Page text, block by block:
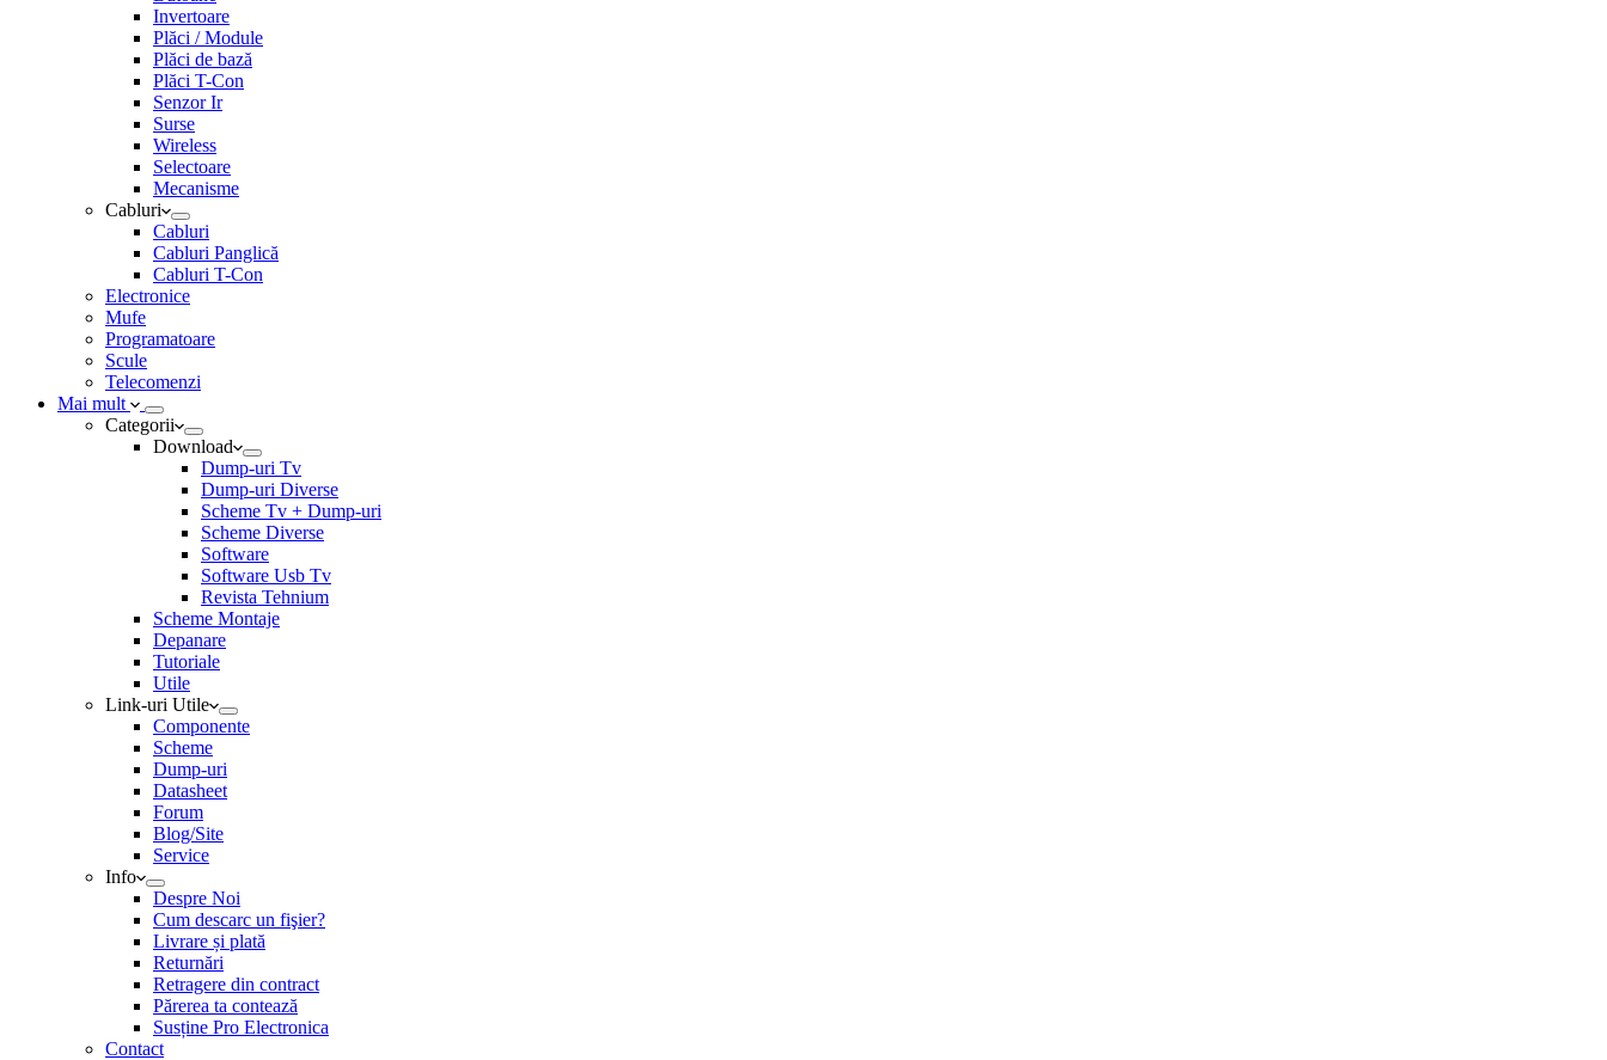
Invertoare
Plăci / Module
Plăci de bază
Plăci T-Con
Senzor Ir
Surse
Wireless
Selectoare
Mecanisme
Cabluri
Cabluri
Cabluri Panglică
Cabluri T-Con
Electronice
Mufe
Programatoare
Scule
Telecomenzi
Mai mult
Categorii
Download
Dump-uri Tv
Dump-uri Diverse
Scheme Tv + Dump-uri
Scheme Diverse
Software
Software Usb Tv
Revista Tehnium
Scheme Montaje
Depanare
Tutoriale
Utile
Link-uri Utile
Componente
Scheme
Dump-uri
Datasheet
Forum
Blog/Site
Service
Info
Despre Noi
Cum descarc un fişier?
Livrare și plată
Returnări
Retragere din contract
Părerea ta contează
Susține Pro Electronica
Contact